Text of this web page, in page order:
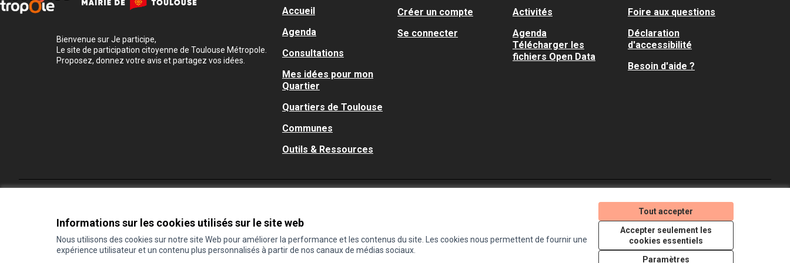
Informations sur les cookies utilisés sur le site web
Nous utilisons des cookies sur notre site Web pour améliorer la performance et les contenus du site. Les cookies nous permettent de fournir une
expérience utilisateur et un contenu plus personnalisés à partir de nos canaux de médias sociaux.
Tout accepter
Accepter seulement les
cookies essentiels
Paramètres
Bienvenue sur Je participe,
Le site de participation citoyenne de Toulouse Métropole.
Proposez, donnez votre avis et partagez vos idées.
Accueil
Agenda
Consultations
Mes idées pour mon
Quartier
Quartiers de Toulouse
Communes
Outils & Ressources
Créer un compte
Se connecter
Activités
Agenda
Télécharger les
fichiers Open Data
Foire aux questions
Déclaration
d'accessibilité
Besoin d'aide ?
(Lien externe)
(Lien externe)
(Lien externe)
Licence Creative
(Lien externe)